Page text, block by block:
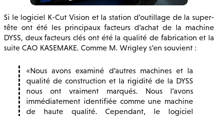
Si le logiciel K-Cut Vision et la station d’outillage de la super-
tête ont été les principaux facteurs d’achat de la machine
DYSS, deux facteurs clés ont été la qualité de fabrication et la
suite CAO KASEMAKE. Comme M. Wrigley s’en souvient :
Nous avons examiné d’autres machines et la
qualité de construction et la rigidité de la DYSS
nous ont vraiment marqués. Nous l’avons
immédiatement identifiée comme une machine
de haute qualité. Cependant, le logiciel